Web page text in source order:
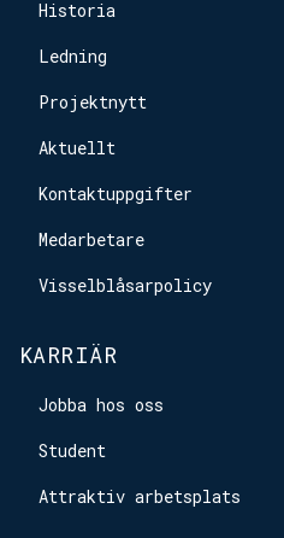
Historia
Ledning
Projektnytt
Aktuellt
Kontaktuppgifter
Medarbetare
Visselblåsarpolicy
KARRIÄR
Jobba hos oss
Student
Attraktiv arbetsplats